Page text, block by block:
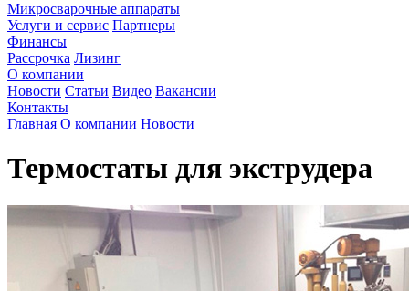
Микросварочные аппараты
Услуги и сервис Партнеры
Финансы
Рассрочка Лизинг
О компании
Новости Статьи Видео Вакансии
Контакты
Главная О компании Новости
Термостаты для экструдера